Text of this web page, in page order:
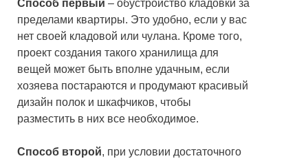
Способ первый – обустройство кладовки за
пределами квартиры. Это удобно, если у вас
нет своей кладовой или чулана. Кроме того,
проект создания такого хранилища для
вещей может быть вполне удачным, если
хозяева постараются и продумают красивый
дизайн полок и шкафчиков, чтобы
разместить в них все необходимое.
Способ второй, при условии достаточного